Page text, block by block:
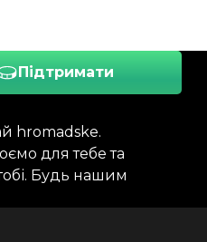
Підтримати
hromadske.
для тебе та
Будь нашим